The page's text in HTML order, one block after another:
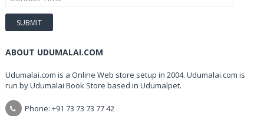
ABOUT UDUMALAI.COM
Udumalai.com is a Online Web store setup in 2004. Udumalai.com is
run by Udumalai Book Store based in Udumalpet.
Phone: +91 73 73 73 77 42